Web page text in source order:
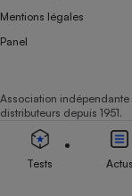
Mentions légales
Panel
Association indépendante
distributeurs depuis 1951.
Tests Actus